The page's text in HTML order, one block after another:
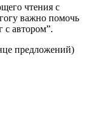
чтения с
важно помочь
с автором”.
предложений)